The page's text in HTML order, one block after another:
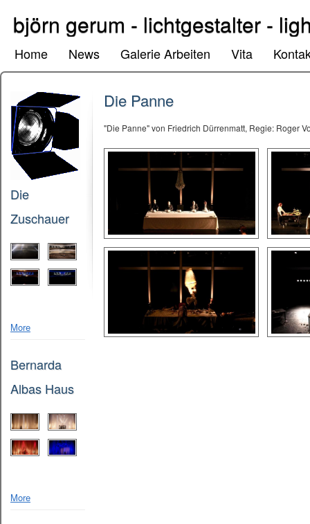
björn gerum - lichtgestalter -
Home News Galerie Arbeiten Vita
Die
Zuschauer
More
Bernarda
Albas Haus
More
Die Panne
"Die Panne" von Friedrich Dürrenmatt, Regie: Roger